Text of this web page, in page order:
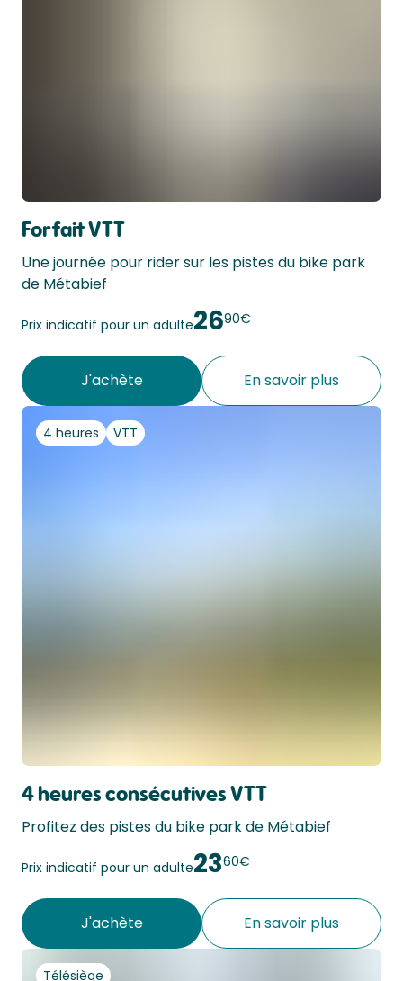
Forfait VTT
Une journée pour rider sur les pistes du bike park
de Métabief
Prix indicatif pour un adulte2690€
J'achète En savoir plus
4 heures VTT
4 heures consécutives VTT
Profitez des pistes du bike park de Métabief
Prix indicatif pour un adulte2360€
J'achète En savoir plus
Télésiège